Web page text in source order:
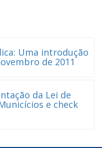
Uma introdução
de 2011
da Lei de
e check